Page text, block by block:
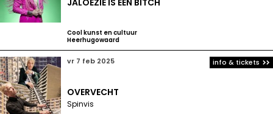
JALOEZIE IS EEN BITCH
Cool kunst en cultuur
Heerhugowaard
vr 7 feb 2025
OVERVECHT
Spinvis
info & tickets